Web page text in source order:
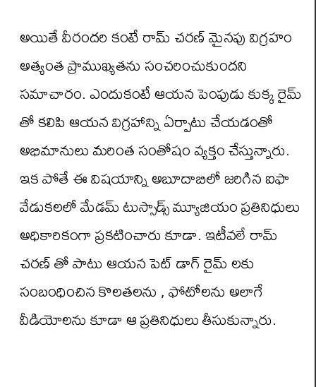
అయితే వీరందరి కంటే రామ్ చరణ్ మైనపు విగ్రహం
అత్యంత ప్రాముఖ్యతను సంచరించుకుందని
సమాచారం. ఎందుకంటే ఆయన పెంపుడు కుక్క రైమ్
తో కలిపి ఆయన విగ్రహాన్ని ఏర్పాటు చేయడంతో
అభిమానులు మరింత సంతోషం వ్యక్తం చేస్తున్నారు.
ఇక పోతే ఈ విషయాన్ని అబూదాబిలో జరిగిన ఐఫా
వేడుకలలో మేడమ్ టుస్సాడ్స్ మ్యూజియం ప్రతినిధులు
అధికారికంగా ప్రకటించారు కూడా. ఇటీవలే రామ్
చరణ్ తో పాటు ఆయన పెట్ డాగ్ రైమ్ లకు
సంబంధించిన కొలతలను , ఫోటోలను అలాగే
వీడియోలను కూడా ఆ ప్రతినిధులు తీసుకున్నారు.